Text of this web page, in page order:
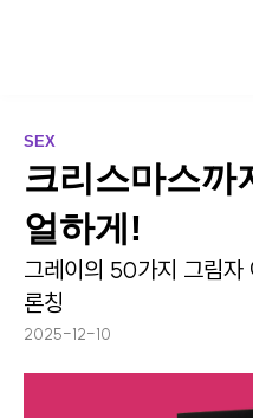
SEX
크리스마스까
얼하게!
그레이의 50가지 그림자
론칭
2025-12-10